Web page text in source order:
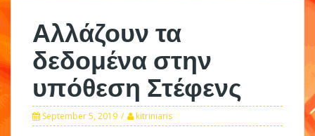
Αλλάζουν τα
δεδομένα στην
υπόθεση Στέφενς
September 5, 2019 kitriniaris